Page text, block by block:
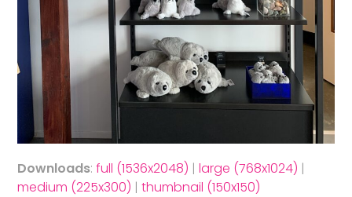
Downloads:full (1536x2048) |large (768x1024) |
medium (225x300) |thumbnail (150x150)